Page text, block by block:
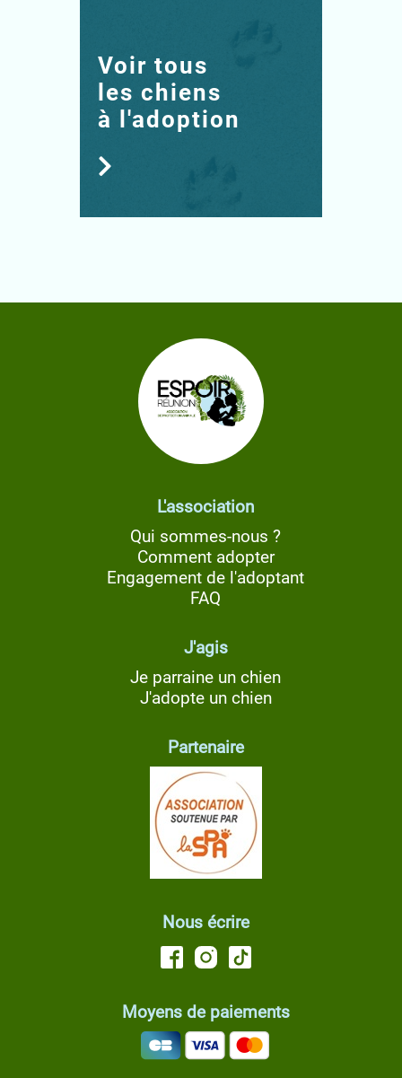
Voir tous
les chiens
à l'adoption
L'association
Qui sommes-nous ?
Comment adopter
Engagement de l'adoptant
FAQ
J'agis
Je parraine un chien
J'adopte un chien
Partenaire
Nous écrire
Moyens de paiements